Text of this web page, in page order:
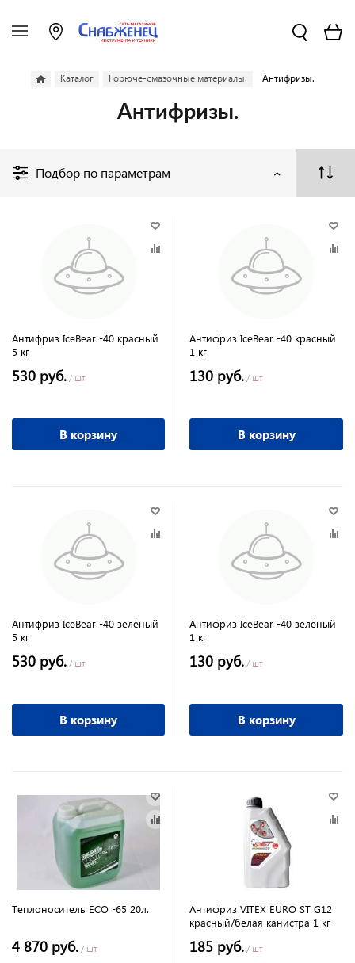
Каталог Горюче-смазочные материалы. Антифризы.
Антифризы.
Подбор по параметрам
Антифриз IceBear -40 красный
5 кг
530 руб. / шт
В корзину
Антифриз IceBear -40 красный
1 кг
130 руб. / шт
В корзину
Антифриз IceBear -40 зелёный
5 кг
530 руб. / шт
В корзину
Антифриз IceBear -40 зелёный
1 кг
130 руб. / шт
В корзину
Теплоноситель ECO -65 20л.
4 870 руб. / шт
Антифриз VITEX EURO ST G12
красный/белая канистра 1 кг
185 руб. / шт